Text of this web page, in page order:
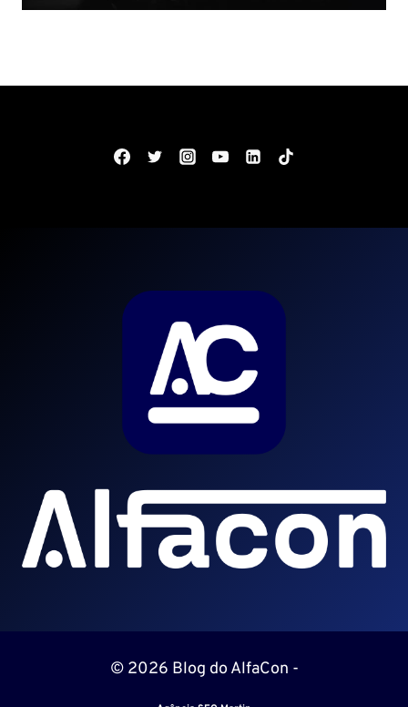
© 2026 Blog do AlfaCon -